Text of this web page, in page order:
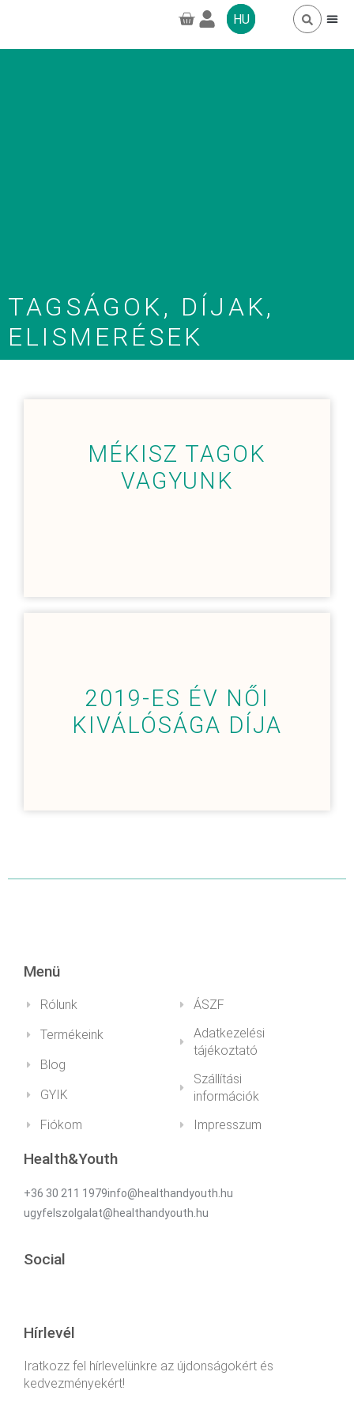
HU
TAGSÁGOK, DÍJAK,
ELISMERÉSEK
MÉKISZ TAGOK
VAGYUNK
2019-ES ÉV NŐI
KIVÁLÓSÁGA DÍJA
Menü
Rólunk
Termékeink
Blog
GYIK
Fiókom
ÁSZF
Adatkezelési
tájékoztató
Szállítási
információk
Impresszum
Health&Youth
+36 30 211 1979info@healthandyouth.hu
ugyfelszolgalat@healthandyouth.hu
Social
Hírlevél
Iratkozz fel hírlevelünkre az újdonságokért és
kedvezményekért!